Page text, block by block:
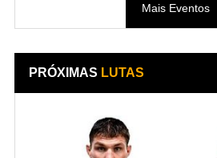
Mais Eventos
PRÓXIMAS LUTAS